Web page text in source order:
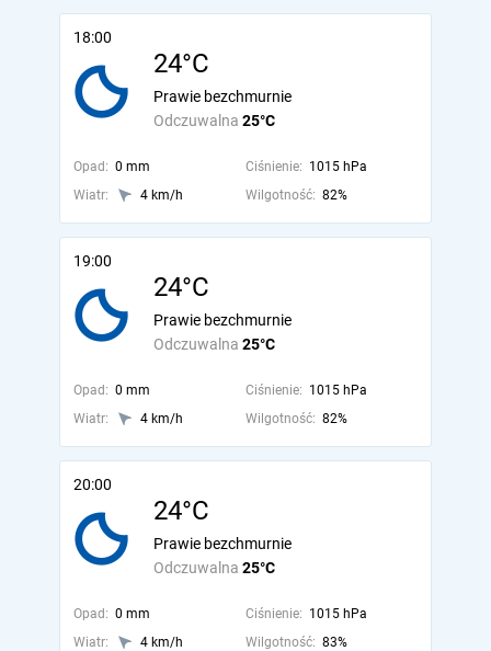
18:00
24°C
Odczuwalna 25°C
Prawie bezchmurnie
Opad: 0 mm Ciśnienie: 1015 hPa
Wiatr:
4 km/h Wilgotność: 82%
19:00
24°C
Odczuwalna 25°C
Prawie bezchmurnie
Opad: 0 mm Ciśnienie: 1015 hPa
Wiatr:
4 km/h Wilgotność: 82%
20:00
24°C
Odczuwalna 25°C
Prawie bezchmurnie
Opad: 0 mm Ciśnienie: 1015 hPa
Wiatr:
4 km/h Wilgotność: 83%